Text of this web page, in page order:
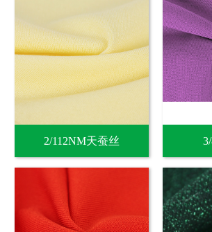
2/112NM天蚕丝